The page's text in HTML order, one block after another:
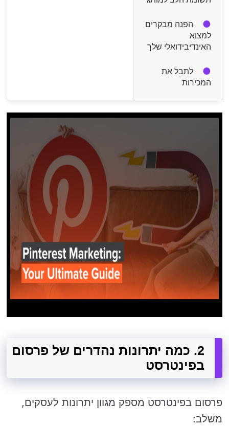
הפנה מבקרים
למצוא
האינדיבידואלי שלך
לתבל את
המכירות
2. כמה יתרונות נהדרים של פרסום
בפינטרסט
פרסום בפינטרסט מספק מגוון יתרונות לעסקים,
משלב: